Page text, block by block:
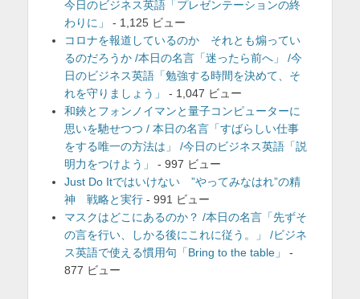
今日のビジネス英語「プレゼンテーションの終
わりに」
- 1,125 ビュー
コロナを報道しているのか それとも煽ってい
るのだろうか /本日の名言「迷ったら前へ」 /今
日のビジネス英語「勉強する時間を決めて、そ
れを守りましょう」
- 1,047 ビュー
和鋏とフォンノイマンと量子コンピューターに
思いを馳せつつ / 本日の名言「すばらしい仕事
をする唯一の方法は」 /今日のビジネス英語「説
明力をつけよう」
- 997 ビュー
Just Do Itではいけない ”やってみなはれ”の精
神 戦略と実行 - 991 ビュー
マスクはどこにあるのか？ /本日の名言「先ずそ
の言を行い、しかる後にこれに従う。」 /ビジネ
ス英語で使える慣用句「Bring to the table」
-
877 ビュー